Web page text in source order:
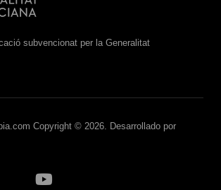
subvencionat per la Generalitat
Copyright © 2026. Desarrollado por